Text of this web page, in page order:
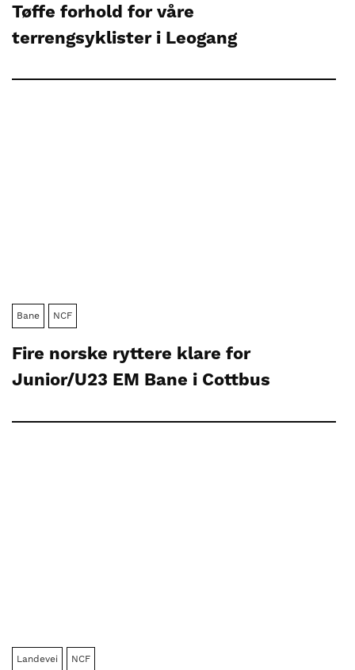
Tøffe forhold for våre
terrengsyklister i Leogang
Bane NCF
Fire norske ryttere klare for
Junior/U23 EM Bane i Cottbus
Landevei NCF